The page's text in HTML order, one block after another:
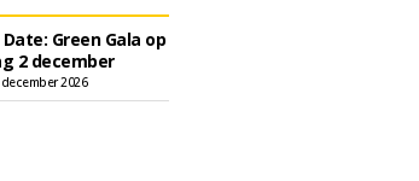
Green Gala op
2 december
2026